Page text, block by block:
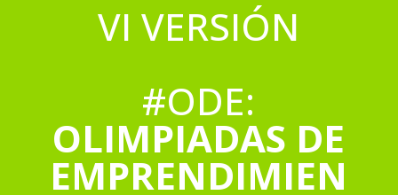
VI VERSIÓN
#ODE:
OLIMPIADAS DE
EMPRENDIMIEN